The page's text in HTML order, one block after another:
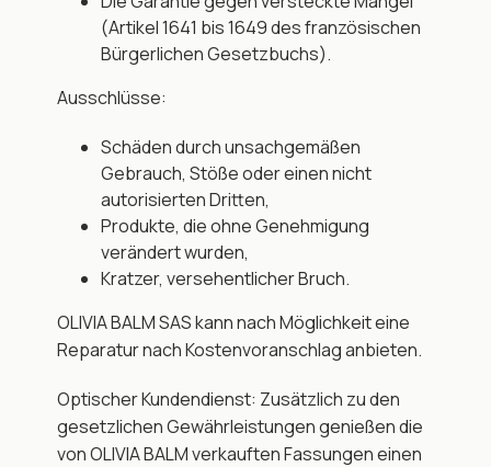
(Artikel 1641 bis 1649 des französischen
Bürgerlichen Gesetzbuchs).
Ausschlüsse:
Schäden durch unsachgemäßen
Gebrauch, Stöße oder einen nicht
autorisierten Dritten,
Produkte, die ohne Genehmigung
verändert wurden,
Kratzer, versehentlicher Bruch.
OLIVIA BALM SAS kann nach Möglichkeit eine
Reparatur nach Kostenvoranschlag anbieten.
Optischer Kundendienst: Zusätzlich zu den
gesetzlichen Gewährleistungen genießen die
von OLIVIA BALM verkauften Fassungen einen